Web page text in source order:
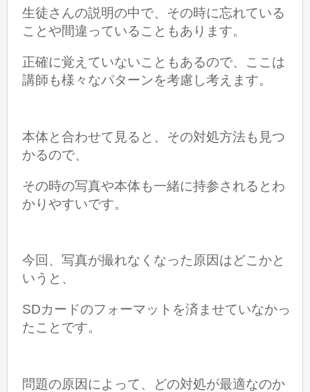
生徒さんの説明の中で、その時に忘れている
ことや間違っていることもあります。
正確に覚えていないこともあるので、ここは
講師も様々なパターンを考慮し考えます。
本体と合わせて見ると、その対処方法も見つ
かるので、
その時の写真や本体も一緒に持参されるとわ
かりやすいです。
今回、写真が撮れなくなった原因はどこかと
いうと、
SDカードのフォーマットを済ませていなかっ
たことです。
問題の原因によって、どの対処が最適なのか